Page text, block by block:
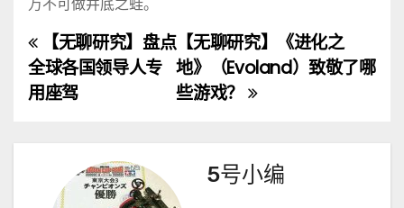
万不可做井底之蛙。
文
章
【无聊研究】《进化之
地》（Evoland）致敬了哪
些游戏？
【无聊研究】盘点
全球各国领导人专
用座驾
5号小编